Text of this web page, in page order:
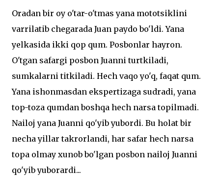
Oradan bir oy o'tar-o'tmas yana mototsiklini
varrilatib chegarada Juan paydo bo'ldi. Yana
yelkasida ikki qop qum. Posbonlar hayron.
O'tgan safargi posbon Juanni turtkiladi,
sumkalarni titkiladi. Hech vaqo yo'q, faqat qum.
Yana ishonmasdan ekspertizaga sudradi, yana
top-toza qumdan boshqa hech narsa topilmadi.
Nailoj yana Juanni qo'yib yubordi. Bu holat bir
necha yillar takrorlandi, har safar hech narsa
topa olmay xunob bo'lgan posbon nailoj Juanni
qo'yib yuborardi...